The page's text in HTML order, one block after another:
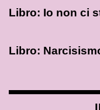
Libro: Io non ci
Libro: